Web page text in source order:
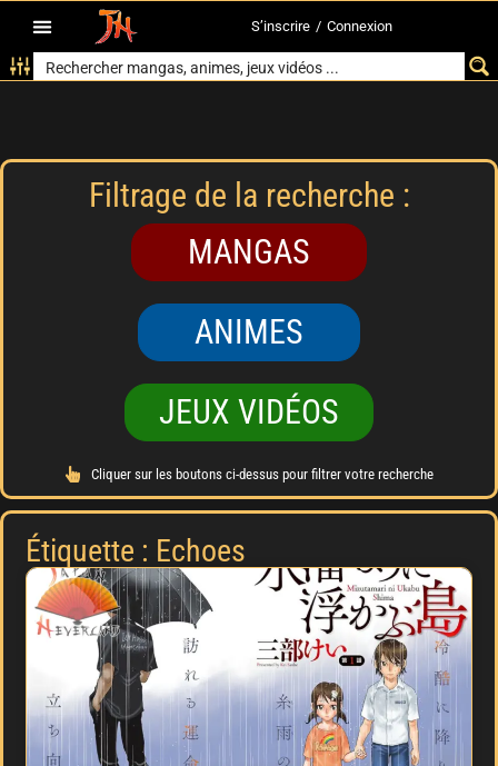
S’inscrire / Connexion
Filtrage de la recherche :
MANGAS
ANIMES
JEUX VIDÉOS
Cliquer sur les boutons ci-dessus pour filtrer votre recherche
Étiquette : Echoes